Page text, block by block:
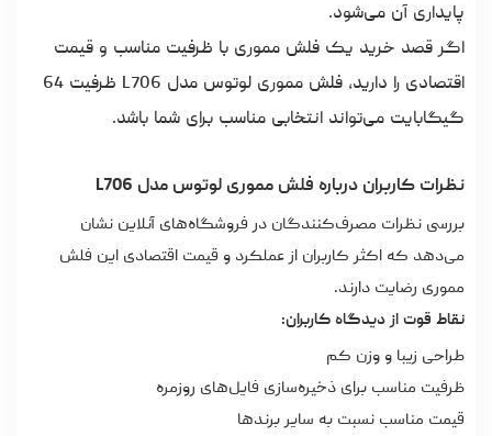
پایداری آن می‌شود.
اگر قصد خرید یک فلش مموری با ظرفیت مناسب و قیمت
اقتصادی را دارید، فلش مموری لوتوس مدل L706 ظرفیت 64
گیگابایت می‌تواند انتخابی مناسب برای شما باشد.
نظرات کاربران درباره فلش مموری لوتوس مدل L706
بررسی نظرات مصرف‌کنندگان در فروشگاه‌های آنلاین نشان
می‌دهد که اکثر کاربران از عملکرد و قیمت اقتصادی این فلش
مموری رضایت دارند.
نقاط قوت از دیدگاه کاربران:
طراحی زیبا و وزن کم
ظرفیت مناسب برای ذخیره‌سازی فایل‌های روزمره
قیمت مناسب نسبت به سایر برندها